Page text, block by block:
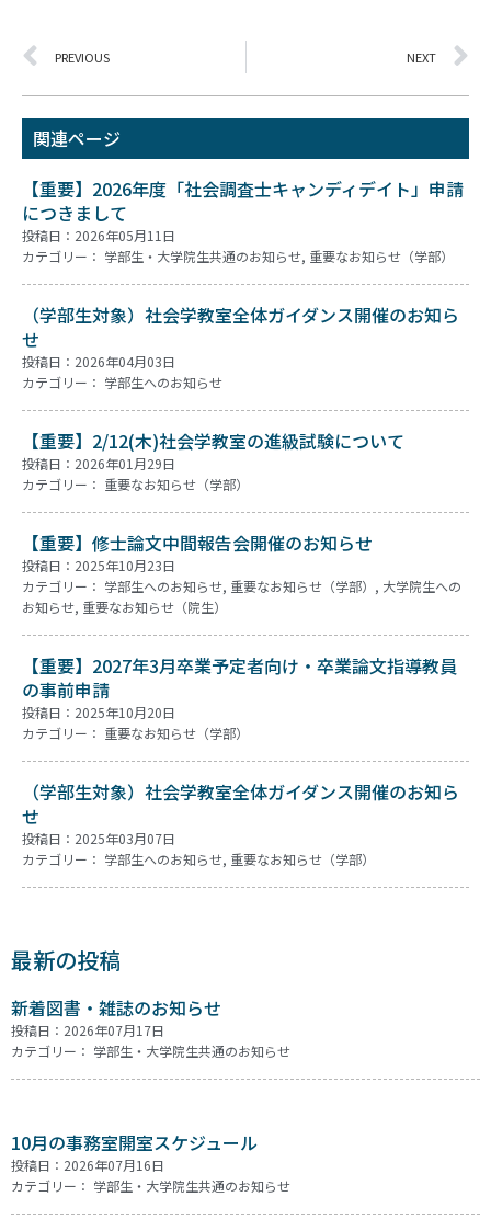
PREVIOUS NEXT
関連ページ
【重要】2026年度「社会調査士キャンディデイト」申請
につきまして
投稿日：2026年05月11日
カテゴリー： 学部生・大学院生共通のお知らせ, 重要なお知らせ（学部）
（学部生対象）社会学教室全体ガイダンス開催のお知ら
せ
投稿日：2026年04月03日
カテゴリー： 学部生へのお知らせ
【重要】2/12(木)社会学教室の進級試験について
投稿日：2026年01月29日
カテゴリー： 重要なお知らせ（学部）
【重要】修士論文中間報告会開催のお知らせ
投稿日：2025年10月23日
カテゴリー： 学部生へのお知らせ, 重要なお知らせ（学部） , 大学院生への
お知らせ, 重要なお知らせ（院生）
【重要】2027年3月卒業予定者向け・卒業論文指導教員
の事前申請
投稿日：2025年10月20日
カテゴリー： 重要なお知らせ（学部）
（学部生対象）社会学教室全体ガイダンス開催のお知ら
せ
投稿日：2025年03月07日
カテゴリー： 学部生へのお知らせ, 重要なお知らせ（学部）
最新の投稿
新着図書・雑誌のお知らせ
投稿日：2026年07月17日
カテゴリー： 学部生・大学院生共通のお知らせ
10月の事務室開室スケジュール
投稿日：2026年07月16日
カテゴリー： 学部生・大学院生共通のお知らせ